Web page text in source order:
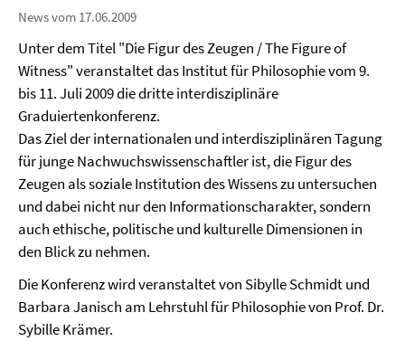
News vom 17.06.2009
Unter dem Titel "Die Figur des Zeugen / The Figure of
Witness" veranstaltet das Institut für Philosophie vom 9.
bis 11. Juli 2009 die dritte interdisziplinäre
Graduiertenkonferenz.
Das Ziel der internationalen und interdisziplinären Tagung
für junge Nachwuchswissenschaftler ist, die Figur des
Zeugen als soziale Institution des Wissens zu untersuchen
und dabei nicht nur den Informationscharakter, sondern
auch ethische, politische und kulturelle Dimensionen in
den Blick zu nehmen.
Die Konferenz wird veranstaltet von Sibylle Schmidt und
Barbara Janisch am Lehrstuhl für Philosophie von Prof. Dr.
Sybille Krämer.